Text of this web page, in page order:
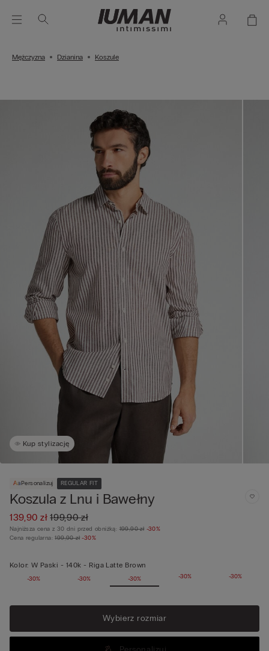
Mężczyzna Dzianina Koszule
Kup stylizację
Personalizuj REGULAR FIT
Koszula z Lnu i Bawełny
139,90 zł199,90 zł
Najniższa cena z 30 dni przed obniżką:199,90 zł -30%
Cena regularna:199,90 zł -30%
Kolor: W Paski - 140k - Riga Latte Brown
-30% -30%
-30% -30% -30%
Wybierz rozmiar